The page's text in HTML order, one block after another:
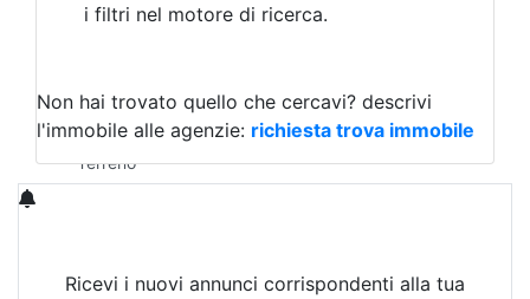
Magazzini
Qualsiasi
Terreno edificabile
Terreno
i filtri nel motore di ricerca.
Non hai trovato quello che cercavi? descrivi
l'immobile alle agenzie: richiesta trova immobile
Ricevi i nuovi annunci corrispondenti alla tua